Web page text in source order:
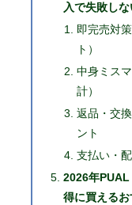
入で失敗し
即完売対
ト）
中身ミス
計）
返品・交
ント
支払い・
2026年PUAL
得に買える